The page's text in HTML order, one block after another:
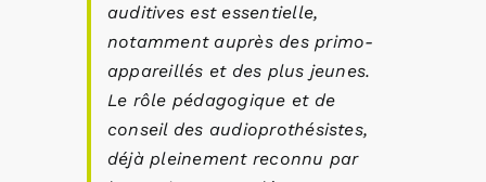
auditives est essentielle,
notamment auprès des primo-
appareillés et des plus jeunes.
Le rôle pédagogique et de
conseil des audioprothésistes,
déjà pleinement reconnu par